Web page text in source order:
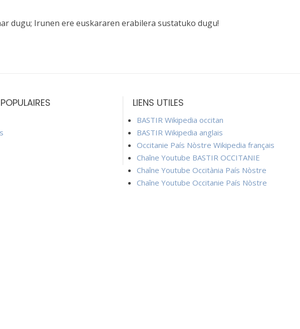
dugu; Irunen ere euskararen erabilera sustatuko dugu!
LIENS UTILES
BASTIR Wikipedia occitan
BASTIR Wikipedia anglais
Occitanie País Nòstre Wikipedia français
Chaîne Youtube BASTIR OCCITANIE
Chaîne Youtube Occitània País Nòstre
Chaîne Youtube Occitanie País Nòstre